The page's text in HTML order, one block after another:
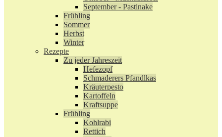
September - Pastinake
Frühling
Sommer
Herbst
Winter
Rezepte
Zu jeder Jahreszeit
Hefezopf
Schmaderers Pfandlkas
Kräuterpesto
Kartoffeln
Kraftsuppe
Frühling
Kohlrabi
Rettich